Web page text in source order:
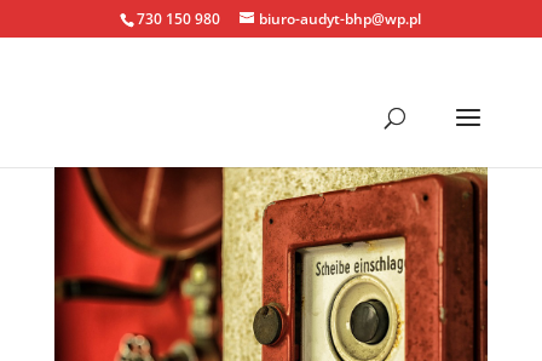
730 150 980 biuro-audyt-bhp@wp.pl